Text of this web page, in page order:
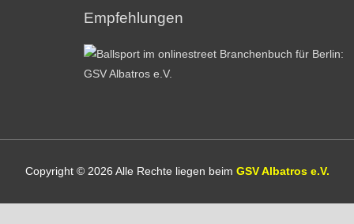
Empfehlungen
Copyright © 2026 Alle Rechte liegen beim GSV Albatros e.V.